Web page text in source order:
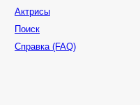
Актрисы
Поиск
Справка (FAQ)